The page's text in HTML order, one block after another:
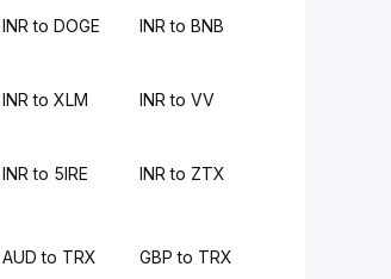
INR to DOGE INR to BNB
INR to XLM INR to VV
INR to 5IRE INR to ZTX
AUD to TRX GBP to TRX